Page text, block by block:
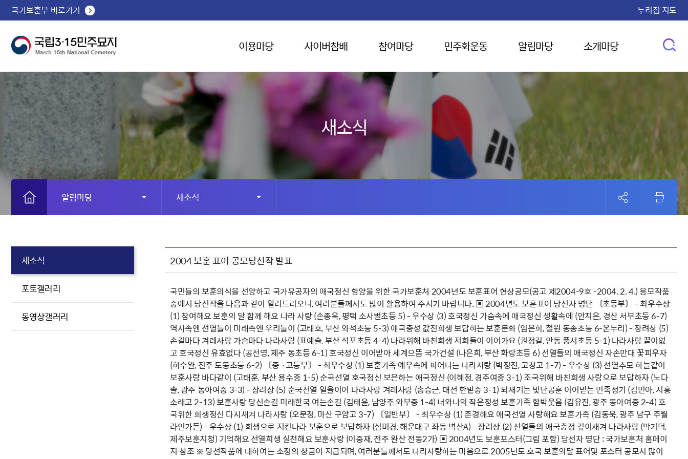
국가보훈부 바로가기 누리집 지도
이용마당 사이버참배 참여마당 민주화운동 알림마당 소개마당
새소식
알림마당 새소식
새소식
포토갤러리
동영상갤러리
2004 보훈 표어 공모당선작 발표
국민들의 보훈의식을 선양하고 국가유공자의 애국정신 함양을 위한 국가보훈처 2004년도 보훈표어 현상공모(공고 제2004-9호 -2004. 2. 4.) 응모작품
중에서 당선작을 다음과 같이 알려드리오니, 여러분들께서도 많이 활용하여 주시기 바랍니다. ▣ 2004년도 보훈표어 당선자 명단 〔초등부〕 - 최우수상
(1) 참여해요 보훈의 달 함께 해요 나라 사랑 (손종욱, 평택 소사벌초등 5) - 우수상 (3) 호국정신 가슴속에 애국정신 생활속에 (안지은, 경산 서부초등 6-7)
역사속엔 선열들이 미래속엔 우리들이 (고태호, 부산 와석초등 5-3) 애국충성 값진희생 보답하는 보훈문화 (임은희, 철원 동송초등 6-온누리) - 장려상 (5)
손길마다 겨레사랑 가슴마다 나라사랑 (표예슬, 부산 석포초등 4-4) 나라위해 바친희생 저희들이 이어가요 (권정길, 안동 풍서초등 5-1) 나라사랑 끝이없
고 호국정신 유효없다 (공선영, 제주 동초등 6-1) 호국정신 이어받아 세계으뜸 국가건설 (나은희, 부산 화랑초등 6) 선열들의 애국정신 자손만대 꽃피우자
(하수완, 진주 도동초등 6-2) 〔중 ·고등부〕 - 최우수상 (1) 보훈가족 예우속에 피어나는 나라사랑 (박정진, 고창고 1-7) - 우수상 (3) 선열추모 하늘같이
보훈사랑 바다같이 (고태훈, 부산 용수중 1-5) 순국선열 호국정신 보은하는 애국정신 (이혜정, 경주여중 3-1) 조국위해 바친희생 사랑으로 보답하자 (노다
솔, 광주 동아여중 3-3) - 장려상 (5) 순국선열 얼을이어 나라사랑 겨레사랑 (송승근, 대전 한밭중 3-1) 되새기는 빛난공훈 이어받는 민족정기 (김민아, 시흥
소래고 2-13) 보훈사랑 당신손길 미래한국 여는손길 (김태윤, 남양주 와부중 1-4) 너와나의 작은정성 보훈가족 함박웃음 (김유진, 광주 동아여중 2-4) 호
국위한 희생정신 다시새겨 나라사랑 (오문정, 마산 구암고 3-7) 〔일반부〕 - 최우수상 (1) 존경해요 애국선열 사랑해요 보훈가족 (김동욱, 광주 남구 주월
라인가든) - 우수상 (1) 희생으로 지킨나라 보훈으로 보답하자 (심미경, 해운대구 좌동 벽산A) - 장려상 (2) 선열들의 애국충정 깊이새겨 나라사랑 (박기덕,
제주보훈지청) 기억해요 선열희생 실천해요 보훈사랑 (이중재, 전주 완산 전동2가) ▣ 2004년도 보훈포스터(그림 포함) 당선자 명단 : 국가보훈처 홈페이
지 참조 ※ 당선작품에 대하여는 소정의 상금이 지급되며, 여러분들께서도 나라사랑하는 마음으로 2005년도 호국 보훈의달 표어및 포스터 공모시 많이